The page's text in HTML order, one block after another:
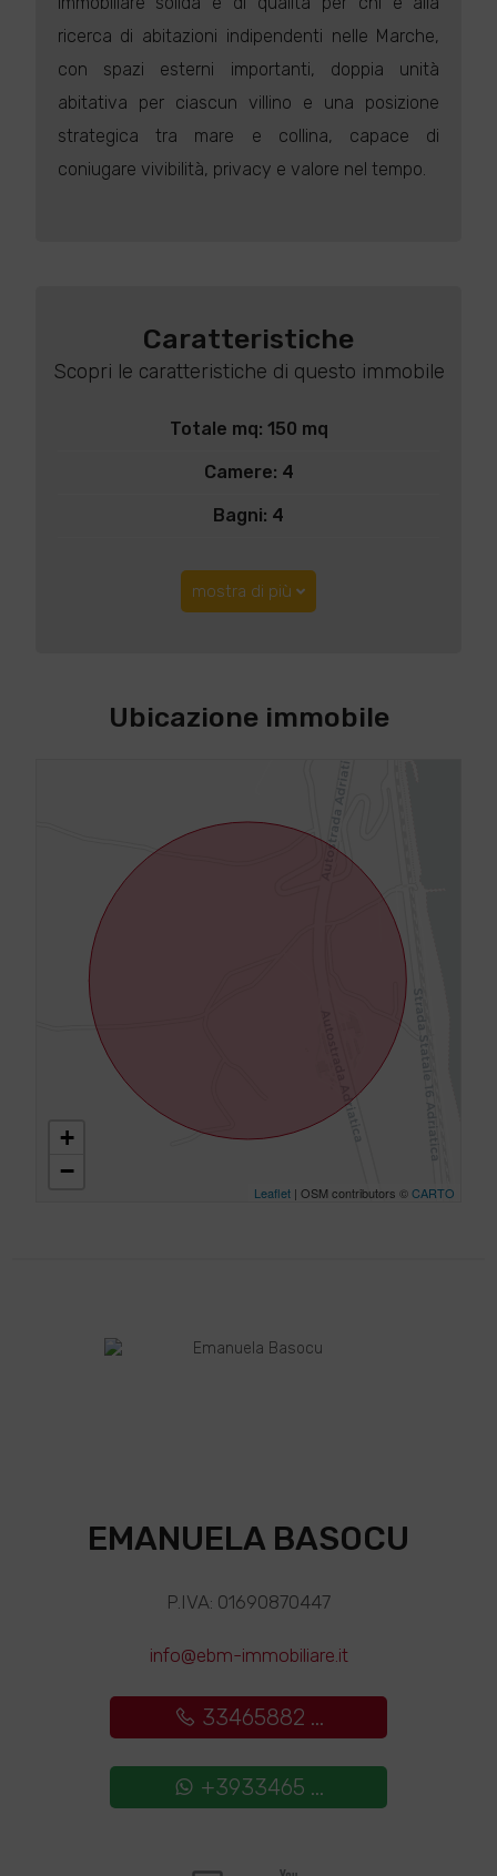
ricerca di abitazioni indipendenti nelle Marche,
con spazi esterni importanti, doppia unità
abitativa per ciascun villino e una posizione
strategica tra mare e collina, capace di
coniugare vivibilità, privacy e valore nel tempo.
Caratteristiche
Scopri le caratteristiche di questo immobile
Totale mq: 150 mq
Camere: 4
Bagni: 4
mostra di più
Ubicazione immobile
+
−
Leaflet| OSM contributors ©CARTO
EMANUELA BASOCU
P.IVA: 01690870447
info@ebm-immobiliare.it
33465882 ...
+3933465 ...